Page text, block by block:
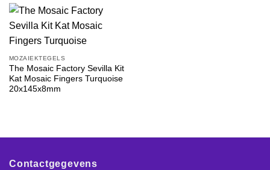
MOZAIEKTEGELS
The Mosaic Factory Sevilla Kit
Kat Mosaic Fingers Turquoise
20x145x8mm
Contactgegevens